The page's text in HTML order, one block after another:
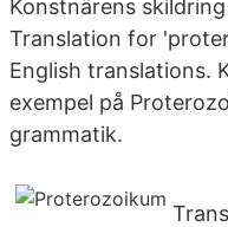
Konstnärens
Translation for
English translations.
exempel på
grammatik.